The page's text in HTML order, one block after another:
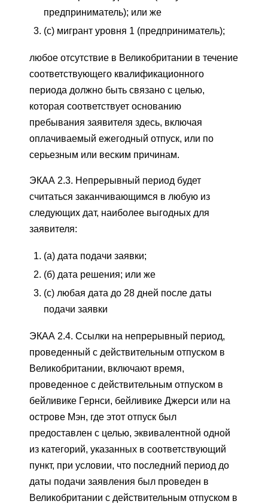
предприниматель); или же
(c) мигрант уровня 1 (предприниматель);
любое отсутствие в Великобритании в течение
соответствующего квалификационного
периода должно быть связано с целью,
которая соответствует основанию
пребывания заявителя здесь, включая
оплачиваемый ежегодный отпуск, или по
серьезным или веским причинам.
ЭКАА 2.3. Непрерывный период будет
считаться заканчивающимся в любую из
следующих дат, наиболее выгодных для
заявителя:
(а) дата подачи заявки;
(б) дата решения; или же
(c) любая дата до 28 дней после даты
подачи заявки
ЭКАА 2.4. Ссылки на непрерывный период,
проведенный с действительным отпуском в
Великобритании, включают время,
проведенное с действительным отпуском в
бейливике Гернси, бейливике Джерси или на
острове Мэн, где этот отпуск был
предоставлен с целью, эквивалентной одной
из категорий, указанных в соответствующий
пункт, при условии, что последний период до
даты подачи заявления был проведен в
Великобритании с действительным отпуском в